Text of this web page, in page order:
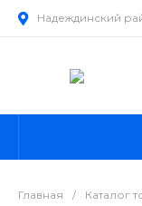
Надеждинский
Главная / Каталог